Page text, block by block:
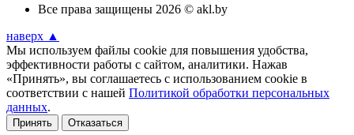
Все права защищены 2026 © akl.by
наверх ▲
Мы используем файлы cookie для повышения удобства,
эффективности работы с сайтом, аналитики. Нажав
«Принять», вы соглашаетесь с использованием cookie в
соответствии с нашей Политикой обработки персональных
данных.
Принять Отказаться